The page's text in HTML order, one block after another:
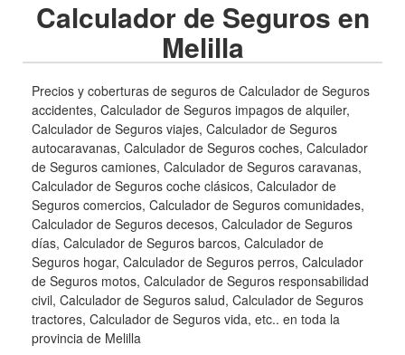
Calculador de Seguros en
Melilla
Precios y coberturas de seguros de Calculador de Seguros
accidentes, Calculador de Seguros impagos de alquiler,
Calculador de Seguros viajes, Calculador de Seguros
autocaravanas, Calculador de Seguros coches, Calculador
de Seguros camiones, Calculador de Seguros caravanas,
Calculador de Seguros coche clásicos, Calculador de
Seguros comercios, Calculador de Seguros comunidades,
Calculador de Seguros decesos, Calculador de Seguros
días, Calculador de Seguros barcos, Calculador de
Seguros hogar, Calculador de Seguros perros, Calculador
de Seguros motos, Calculador de Seguros responsabilidad
civil, Calculador de Seguros salud, Calculador de Seguros
tractores, Calculador de Seguros vida, etc.. en toda la
provincia de Melilla